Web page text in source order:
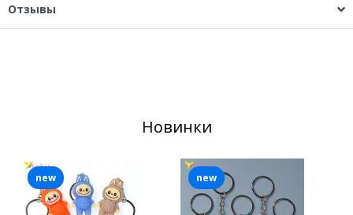
Отзывы
Новинки
new new